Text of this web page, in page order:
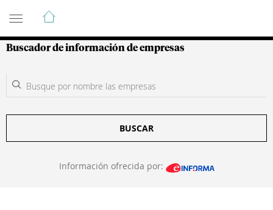
Guía de Empresas Colombianas
Buscador de información de empresas
BUSCAR
Información ofrecida por: